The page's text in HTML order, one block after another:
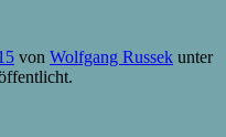
von Wolfgang Russek unter